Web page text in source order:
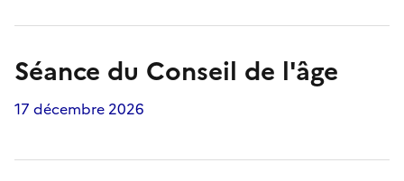
Séance du Conseil de l'âge
17 décembre 2026